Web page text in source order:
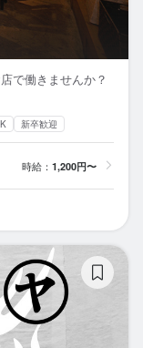
で働きませんか？
新卒歓迎
時給： 1,200円〜